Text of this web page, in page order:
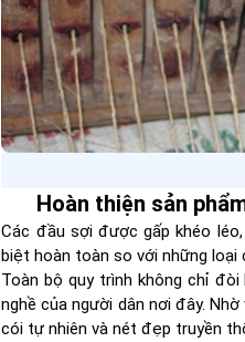
Hoàn thiện sản
Các đầu sợi được gấp khéo
biệt hoàn toàn so với những loại
Toàn bộ quy trình không chỉ
nghề của người dân nơi đây.
cói tự nhiên và nét đẹp truyền